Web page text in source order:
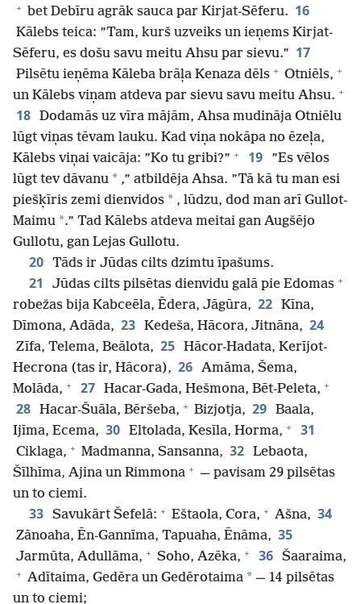
+ bet Debīru agrāk sauca par Kirjat-Sēferu. 16
Kālebs teica: ”Tam, kurš uzveiks un ieņems Kirjat-
Sēferu, es došu savu meitu Ahsu par sievu.” 17
Pilsētu ieņēma Kāleba brāļa Kenaza dēls + Otniēls, +
un Kālebs viņam atdeva par sievu savu meitu Ahsu. +
18 Dodamās uz vīra mājām, Ahsa mudināja Otniēlu
lūgt viņas tēvam lauku. Kad viņa nokāpa no ēzeļa,
Kālebs viņai vaicāja: ”Ko tu gribi?” + 19
”Es vēlos
lūgt tev dāvanu * ,” atbildēja Ahsa. ”Tā kā tu man esi
piešķīris zemi dienvidos * , lūdzu, dod man arī Gullot-
Maimu *.” Tad Kālebs atdeva meitai gan Augšējo
Gullotu, gan Lejas Gullotu.
20 Tāds ir Jūdas cilts dzimtu īpašums.
21 Jūdas cilts pilsētas dienvidu galā pie Edomas +
robežas bija Kabceēla, Ēdera, Jāgūra, 22 Kīna,
Dīmona, Adāda, 23 Kedeša, Hācora, Jitnāna, 24
Zīfa, Telema, Beālota, 25 Hācor-Hadata, Kerījot-
Hecrona (tas ir, Hācora), 26 Amāma, Šema,
Molāda, + 27 Hacar-Gada, Hešmona, Bēt-Peleta, +
28 Hacar-Šuāla, Bēršeba, + Bizjotja, 29 Baala,
Ijīma, Ecema, 30 Eltolada, Kesīla, Horma, + 31
Ciklaga, + Madmanna, Sansanna, 32 Lebaota,
Šīlhīma, Ajina un Rimmona + — pavisam 29 pilsētas
un to ciemi.
33 Savukārt Šefelā: + Eštaola, Cora, + Ašna, 34
Zānoaha, Ēn-Gannīma, Tapuaha, Ēnāma, 35
Jarmūta, Adullāma, + Soho, Azēka, + 36 Šaaraima,
+ Adītaima, Gedēra un Gedērotaima * — 14 pilsētas
un to ciemi;